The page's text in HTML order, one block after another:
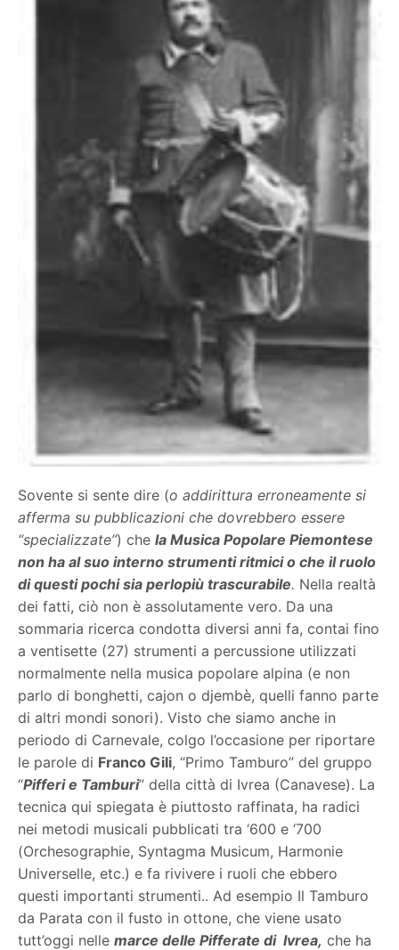
Sovente si sente dire (o addirittura erroneamente si
afferma su pubblicazioni che dovrebbero essere
“specializzate”) chela Musica Popolare Piemontese
non ha al suo interno strumenti ritmici o che il ruolo
di questi pochi sia perlopiù trascurabile. Nella realtà
dei fatti, ciò non è assolutamente vero. Da una
sommaria ricerca condotta diversi anni fa, contai fino
a ventisette (27) strumenti a percussione utilizzati
normalmente nella musica popolare alpina (e non
parlo di bonghetti, cajon o djembè, quelli fanno parte
di altri mondi sonori). Visto che siamo anche in
periodo di Carnevale, colgo l’occasione per riportare
le parole di Franco Gili, “Primo Tamburo” del gruppo
“Pifferi e Tamburi” della città di Ivrea (Canavese). La
tecnica qui spiegata è piuttosto raffinata, ha radici
nei metodi musicali pubblicati tra ‘600 e ‘700
(Orchesographie, Syntagma Musicum, Harmonie
Universelle, etc.) e fa rivivere i ruoli che ebbero
questi importanti strumenti.. Ad esempio Il Tamburo
da Parata con il fusto in ottone, che viene usato
tutt’oggi nellemarce delle Pifferate di Ivrea, che ha